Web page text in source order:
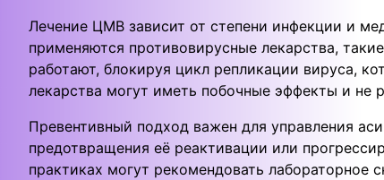
Лечение ЦМВ зависит от степени инфекции и
применяются противовирусные лекарства,
работают, блокируя цикл репликации вируса,
лекарства могут иметь побочные эффекты и не
Превентивный подход важен для управления
предотвращения её реактивации или
практиках могут рекомендовать лабораторное